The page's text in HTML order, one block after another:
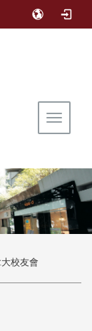
Toggle
校友會